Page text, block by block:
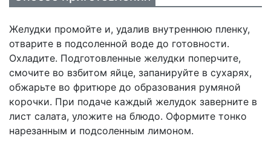
Желудки промойте и, удалив внутреннюю пленку,
отварите в подсоленной воде до готовности.
Охладите. Подготовленные желудки поперчите,
смочите во взбитом яйце, запанируйте в сухарях,
обжарьте во фритюре до образования румяной
корочки. При подаче каждый желудок заверните в
лист салата, уложите на блюдо. Оформите тонко
нарезанным и подсоленным лимоном.